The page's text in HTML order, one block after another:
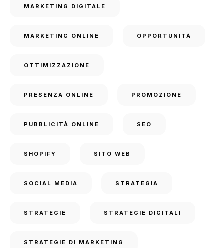
MARKETING DIGITALE
MARKETING ONLINE OPPORTUNITÀ
OTTIMIZZAZIONE
PRESENZA ONLINE PROMOZIONE
PUBBLICITÀ ONLINE SEO
SHOPIFY SITO WEB
SOCIAL MEDIA STRATEGIA
STRATEGIE STRATEGIE DIGITALI
STRATEGIE DI MARKETING